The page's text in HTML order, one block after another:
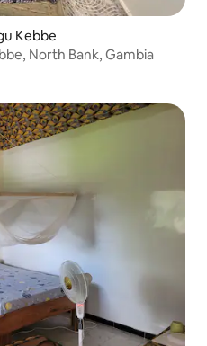
Kebbe
North Bank, Gambia